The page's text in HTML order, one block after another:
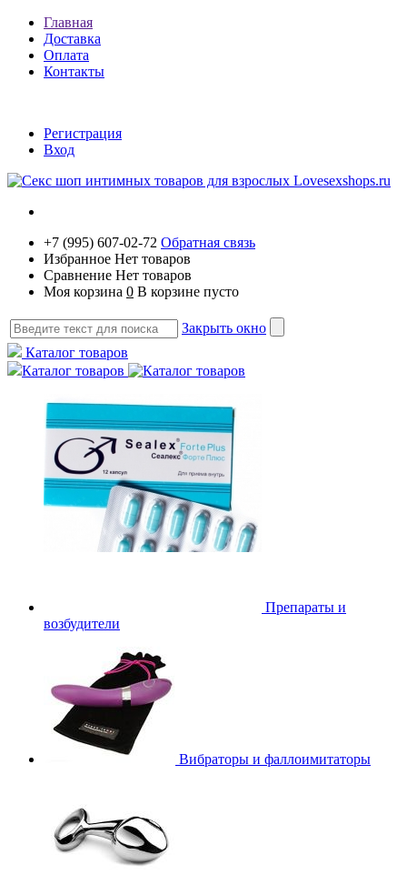
Главная
Доставка
Оплата
Контакты
Регистрация
Вход
+7 (995) 607-02-72 Обратная связь
Избранное Нет товаров
Сравнение Нет товаров
Моя корзина 0 В корзине пусто
Закрыть окно
Каталог товаров
Каталог товаров
Препараты и
возбудители
Вибраторы и фаллоимитаторы